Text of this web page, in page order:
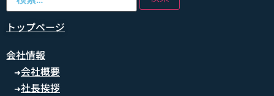
トップページ
会社情報
➜会社概要
➜社長挨拶